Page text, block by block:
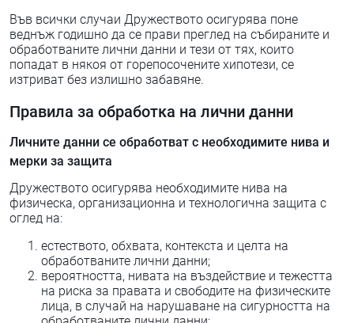
Във всички случаи Дружеството осигурява поне
веднъж годишно да се прави преглед на събираните и
обработваните лични данни и тези от тях, които
попадат в някоя от горепосочените хипотези, се
изтриват без излишно забавяне.
Правила за обработка на лични данни
Личните данни се обработват с необходимите нива и
мерки за защита
Дружеството осигурява необходимите нива на
физическа, организационна и технологична защита с
оглед на:
естеството, обхвата, контекста и целта на
обработваните лични данни;
вероятността, нивата на въздействие и тежестта
на риска за правата и свободите на физическите
лица, в случай на нарушаване на сигурността на